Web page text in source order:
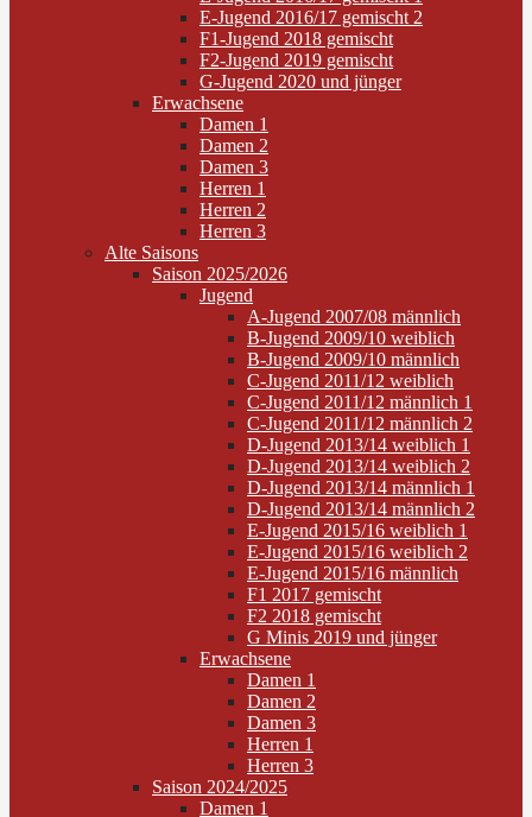
E-Jugend 2016/17 gemischt 2
F1-Jugend 2018 gemischt
F2-Jugend 2019 gemischt
G-Jugend 2020 und jünger
Erwachsene
Damen 1
Damen 2
Damen 3
Herren 1
Herren 2
Herren 3
Alte Saisons
Saison 2025/2026
Jugend
A-Jugend 2007/08 männlich
B-Jugend 2009/10 weiblich
B-Jugend 2009/10 männlich
C-Jugend 2011/12 weiblich
C-Jugend 2011/12 männlich 1
C-Jugend 2011/12 männlich 2
D-Jugend 2013/14 weiblich 1
D-Jugend 2013/14 weiblich 2
D-Jugend 2013/14 männlich 1
D-Jugend 2013/14 männlich 2
E-Jugend 2015/16 weiblich 1
E-Jugend 2015/16 weiblich 2
E-Jugend 2015/16 männlich
F1 2017 gemischt
F2 2018 gemischt
G Minis 2019 und jünger
Erwachsene
Damen 1
Damen 2
Damen 3
Herren 1
Herren 3
Saison 2024/2025
Damen 1